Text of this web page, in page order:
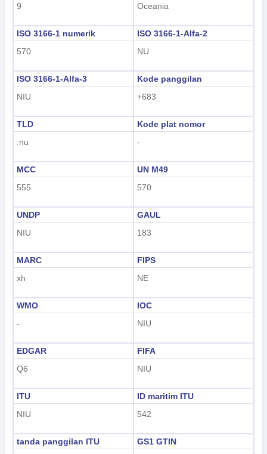
हिंदी
9
Oceania
ISO 3166-1 numerik
570
ISO 3166-1-Alfa-2
NU
ISO 3166-1-Alfa-3
NIU
Kode panggilan
+683
TLD
.nu
Kode plat nomor
-
MCC
555
UN M49
570
UNDP
NIU
GAUL
183
MARC
xh
FIPS
NE
WMO
-
IOC
NIU
EDGAR
Q6
FIFA
NIU
ITU
NIU
ID maritim ITU
542
tanda panggilan ITU
GS1 GTIN